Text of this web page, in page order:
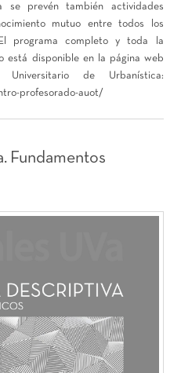
se prevén también actividades
mutuo entre todos los
programa completo y toda la
está disponible en la página web
de Urbanística:
profesorado-auot/
Fundamentos